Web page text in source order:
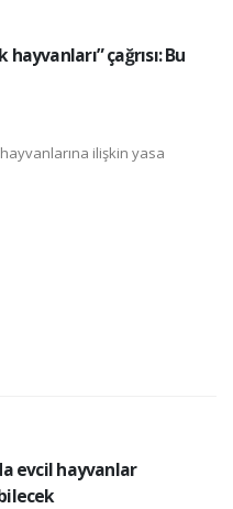
çağrısı: Bu
ilişkin yasa
evcil hayvanlar